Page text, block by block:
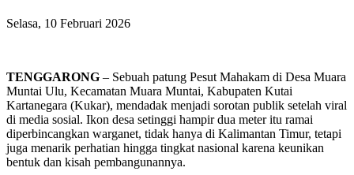
Selasa, 10 Februari 2026
TENGGARONG – Sebuah patung Pesut Mahakam di Desa Muara
Muntai Ulu, Kecamatan Muara Muntai, Kabupaten Kutai
Kartanegara (Kukar), mendadak menjadi sorotan publik setelah viral
di media sosial. Ikon desa setinggi hampir dua meter itu ramai
diperbincangkan warganet, tidak hanya di Kalimantan Timur, tetapi
juga menarik perhatian hingga tingkat nasional karena keunikan
bentuk dan kisah pembangunannya.